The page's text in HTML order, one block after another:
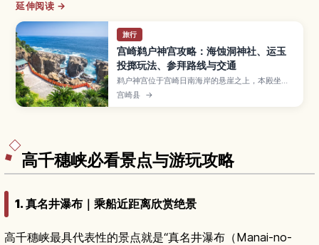
延伸阅读 →
旅行
宫崎鹈户神宫攻略：海蚀洞神社、运玉
投掷玩法、参拜路线与交通
鹈户神宫位于宫崎日南海岸的悬崖之上，本殿坐落
在海蚀洞窟内，景色独特又充满神秘感。本文介绍
必看风景与拍照点、名物“运玉”投掷的玩法与技
宫崎县 →
高千穗峡必看景点与游玩攻略
1. 真名井瀑布｜乘船近距离欣赏绝景
高千穗峡最具代表性的景点就是“真名井瀑布（Manai-no-